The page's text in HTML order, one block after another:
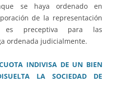
se haya ordenado en
de la representación
es preceptiva para las
ordenada judicialmente.
INDIVISA DE UN BIEN
LA SOCIEDAD DE